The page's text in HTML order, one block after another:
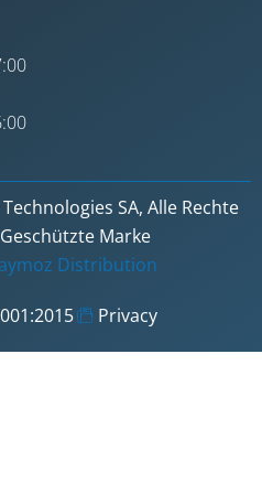
SA, Alle Rechte
Marke
Distribution
Privacy